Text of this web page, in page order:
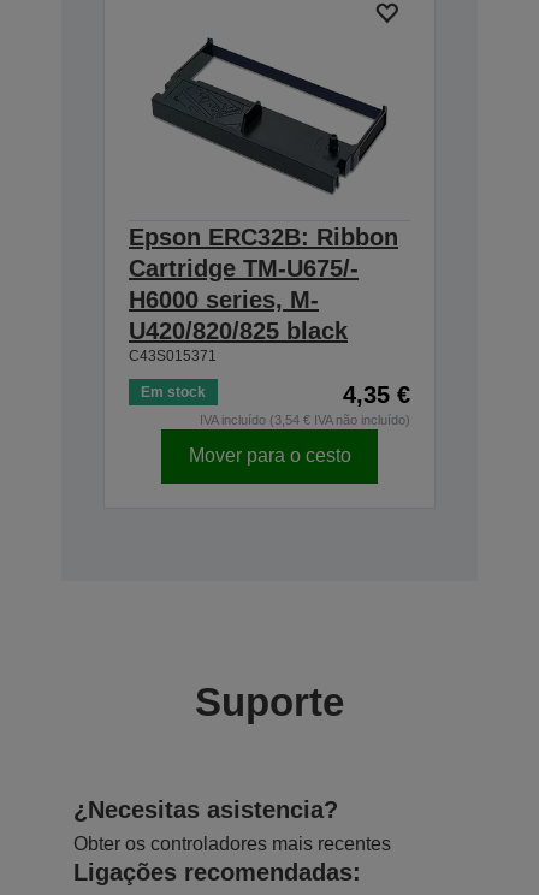
Epson ERC32B: Ribbon
Cartridge TM-U675/-
H6000 series, M-
U420/820/825 black
C43S015371
Em stock 4,35 €
IVA incluído (3,54 € IVA não incluído)
Mover para o cesto
Suporte
¿Necesitas asistencia?
Obter os controladores mais recentes
Ligações recomendadas: